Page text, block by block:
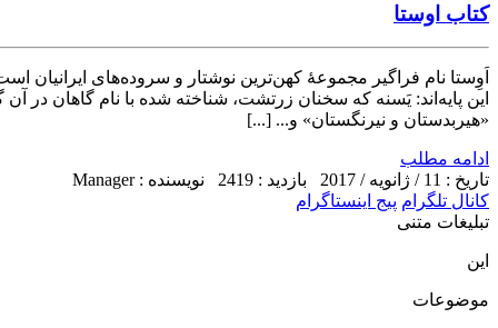
کتاب اوستا
اَوِستا نام فراگیر مجموعهٔ کهن‌ترین نوشتار و سروده‌های ایرانیان
این پایه‌اند: یَسنه که سخنان زرتشت، شناخته شده با نام گاهان در
«هیربدستان و نیرنگستان» و... [...]
ادامه مطلب
تاریخ : 11 / ژانویه / 2017
بازدید : 2419
نویسنده : Manager
کانال تلگرام پیج اینستاگرام
تبلیغات متنی
این
موضوعات